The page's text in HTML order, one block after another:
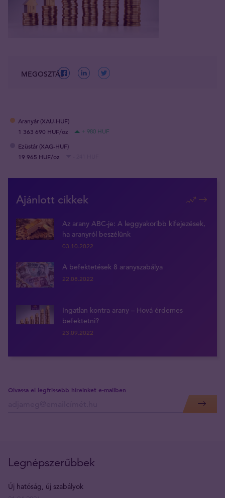
MEGOSZTÁS
Aranyár (XAU-HUF)
1 363 690 HUF/oz
+ 980 HUF
Ezüstár (XAG-HUF)
19 965 HUF/oz
Ajánlott cikkek
Az arany ABC-je: A leggyakoribb kifejezések,
ha aranyról beszélünk
03.10.2022
A befektetések 8 aranyszabálya
22.08.2022
Ingatlan kontra arany – Hová érdemes
befektetni?
23.09.2022
Olvassa el legfrissebb híreinket e-mailben
Legnépszerűbbek
Új hatóság, új szabályok